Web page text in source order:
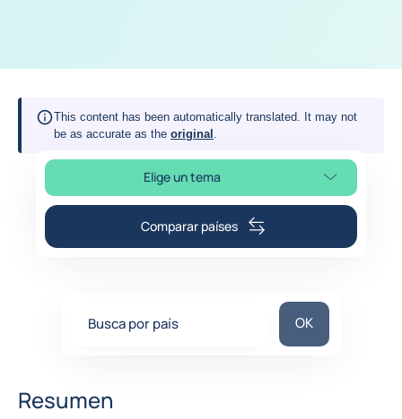
This content has been automatically translated. It may not
be as accurate as the original .
Elige un temaSelleciona la sección de la página
Comparar países
Busca por país Busca por país
OK
Resumen